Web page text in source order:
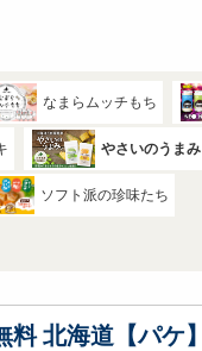
なまらムッチもち
やさいのうまみ
ソフト派の珍味たち
北海道【パケ】